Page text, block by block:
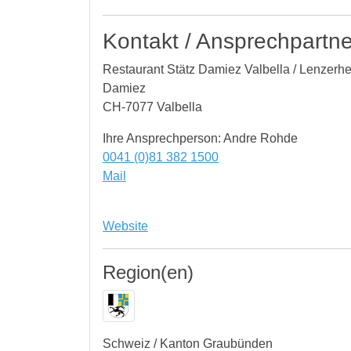
Kontakt /
Restaurant Stätz Damiez Valbella /
Damiez
CH-7077 Valbella
Ihre Ansprechperson: Andre Rohde
0041 (0)81 382 1500
Mail
Website
Region(en)
Schweiz / Kanton Graubünden